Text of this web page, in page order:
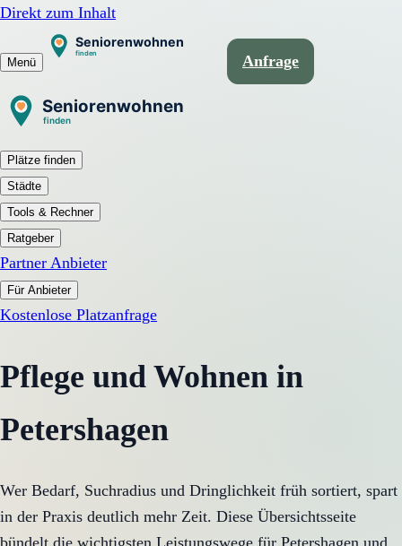
Direkt zum Inhalt
Menü Anfrage
Plätze finden
Städte
Tools & Rechner
Ratgeber
Partner Anbieter
Für Anbieter
Kostenlose Platzanfrage
Pflege und Wohnen in
Petershagen
Wer Bedarf, Suchradius und Dringlichkeit früh sortiert, spart
in der Praxis deutlich mehr Zeit. Diese Übersichtsseite
bündelt die wichtigsten Leistungswege für Petershagen und